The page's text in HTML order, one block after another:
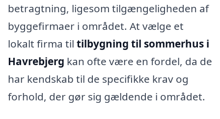
betragtning, ligesom tilgængeligheden af
byggefirmaer i området. At vælge et
lokalt firma til tilbygning til sommerhus i
Havrebjerg kan ofte være en fordel, da de
har kendskab til de specifikke krav og
forhold, der gør sig gældende i området.